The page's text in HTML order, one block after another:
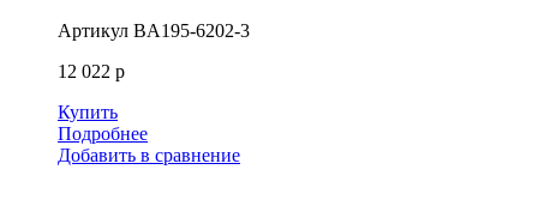
Артикул BA195-6202-3
12 022 р
Купить
Подробнее
Добавить в сравнение